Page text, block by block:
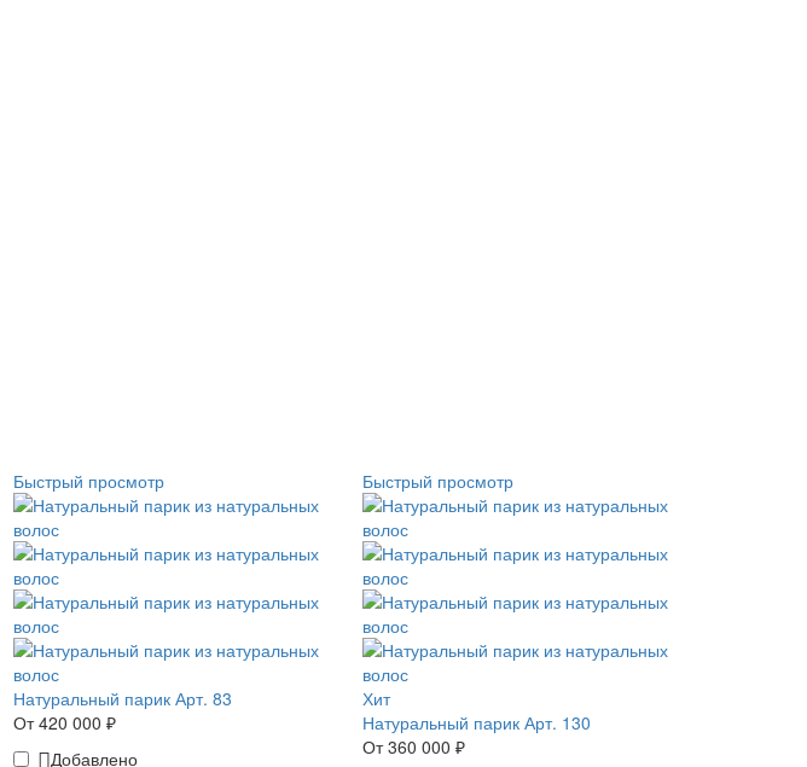
Быстрый просмотр
Натуральный парик Арт. 83
От 420 000 ₽
Добавлено
Быстрый просмотр
Хит
Натуральный парик Арт. 130
От 360 000 ₽